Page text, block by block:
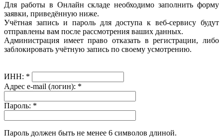
Для работы в Онлайн складе необходимо заполнить форму
заявки, приведённую ниже.
Учётная запись и пароль для доступа к веб-сервису будут
отправлены вам после рассмотрения ваших данных.
Администрация имеет право отказать в регистрации, либо
заблокировать учётную запись по своему усмотрению.
ИНН: *
Адрес e-mail (логин): *
Пароль: *
Пароль должен быть не менее 6 символов длиной.